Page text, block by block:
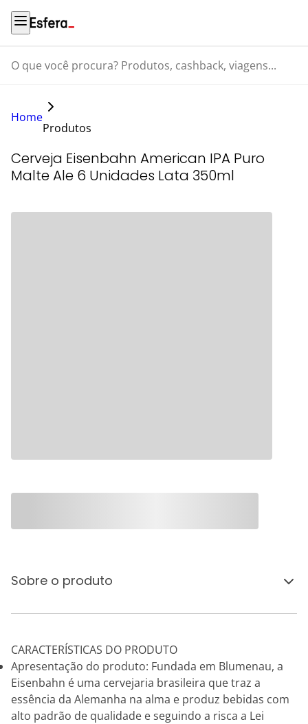
O que você procura? Produtos, cashback, viagens...
Home
Produtos
Cerveja Eisenbahn American IPA Puro
Malte Ale 6 Unidades Lata 350ml
Sobre o produto
CARACTERÍSTICAS DO PRODUTO
Apresentação do produto: Fundada em Blumenau, a
Eisenbahn é uma cervejaria brasileira que traz a
essência da Alemanha na alma e produz bebidas com
alto padrão de qualidade e seguindo a risca a Lei